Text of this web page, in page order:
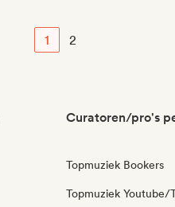
1 2
Curatoren/pro's
Topmuziek Bookers
Topmuziek Youtube/